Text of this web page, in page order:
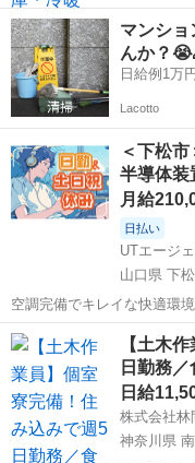
業の流れ …
兵庫 神戸市
マンショ
んか？
Lacotto
＜下松
半導体
月給
日払い
UTエージ
山口県 下
空調完備でキレイな快適環
やすい職場 ◎食…
山口 仕分け
【土木
日勤務
日給
株式会社林
神奈川県